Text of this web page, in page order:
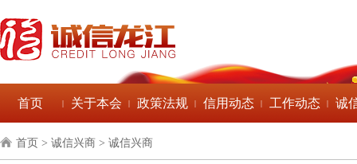
首页 | 关于本会 | 政策法规 | 信用动态 | 工作动态 | 诚
首页 > 诚信兴商 > 诚信兴商